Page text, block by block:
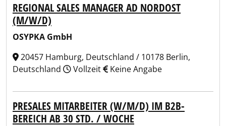
REGIONAL SALES MANAGER AD NORDOST
(M/W/D)
OSYPKA GmbH
20457 Hamburg, Deutschland / 10178 Berlin,
Deutschland
Vollzeit Keine Angabe
PRESALES MITARBEITER (W/M/D) IM B2B-
BEREICH AB 30 STD. / WOCHE